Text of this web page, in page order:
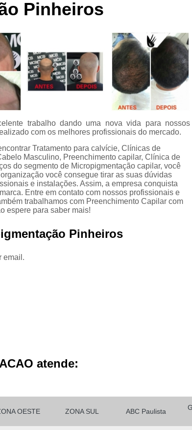
Curso de Micropigmentação Santo
Curso
Curso Presencial
Cursos de
Cursos de Micropigmentação de
Micropigmentação Capilar com
Micropigmentação Capilar
Micropigmentação Capilar nas
Micropigmentação Capilar para
Micropigmentação Cabelo
Micropigmentação
Micropigmentação Capilar
Micropigmentação
Micropigmentação de Barba São
Pinheiros
trabalho dando uma nova vida para nossos
com os melhores profissionais do mercado.
Tratamento para calvície, Clínicas de
Masculino, Preenchimento capilar, Clínica de
do segmento de Micropigmentação capilar, você
você consegue tirar as suas dúvidas
e instalações. Assim, a empresa conquista
Entre em contato com nossos profissionais e
trabalhamos com Preenchimento Capilar com
espere para saber mais!
Pinheiros
email.
atende:
OESTE ZONA SUL ABC Paulista